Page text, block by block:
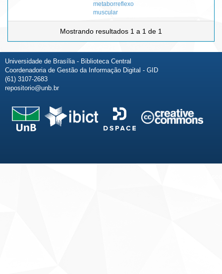
metaborreflexo
muscular
Mostrando resultados 1 a 1 de 1
Universidade de Brasília - Biblioteca Central
Coordenadoria de Gestão da Informação Digital - GID
(61) 3107-2683
repositorio@unb.br